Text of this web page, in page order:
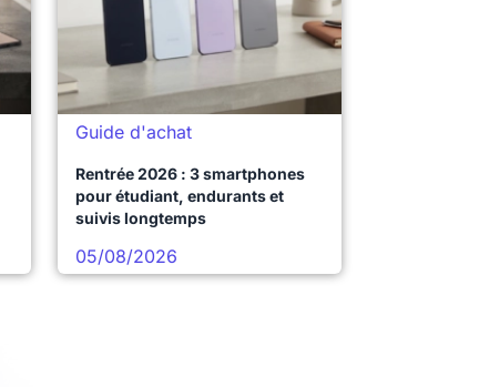
Guide d'achat
Rentrée 2026 : 3 smartphones
pour étudiant, endurants et
suivis longtemps
05/08/2026